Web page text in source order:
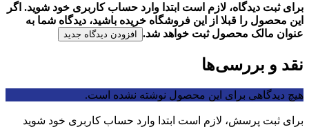
برای ثبت دیدگاه، لازم است ابتدا وارد حساب کاربری خود شوید. اگر
این محصول را قبلا از این فروشگاه خریده باشید، دیدگاه شما به
عنوان مالک محصول ثبت خواهد شد.
افزودن دیدگاه جدید
نقد و بررسی‌ها
هیچ دیدگاهی برای این محصول نوشته نشده است.
برای ثبت پرسش، لازم است ابتدا وارد حساب کاربری خود شوید